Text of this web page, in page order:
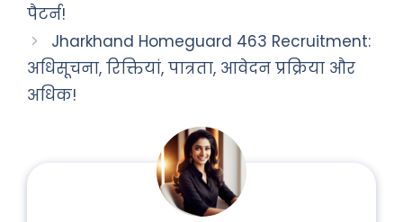
पैटर्न!
Jharkhand Homeguard 463 Recruitment:
अधिसूचना, रिक्तियां, पात्रता, आवेदन प्रक्रिया और
अधिक!